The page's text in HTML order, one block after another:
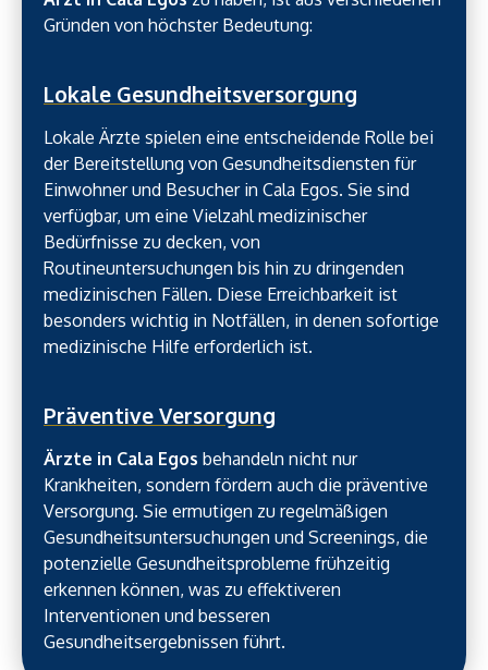
Gründen von höchster Bedeutung:
Lokale Gesundheitsversorgung
Lokale Ärzte spielen eine entscheidende Rolle bei
der Bereitstellung von Gesundheitsdiensten für
Einwohner und Besucher in Cala Egos. Sie sind
verfügbar, um eine Vielzahl medizinischer
Bedürfnisse zu decken, von
Routineuntersuchungen bis hin zu dringenden
medizinischen Fällen. Diese Erreichbarkeit ist
besonders wichtig in Notfällen, in denen sofortige
medizinische Hilfe erforderlich ist.
Präventive Versorgung
Ärzte in Cala Egos behandeln nicht nur
Krankheiten, sondern fördern auch die präventive
Versorgung. Sie ermutigen zu regelmäßigen
Gesundheitsuntersuchungen und Screenings, die
potenzielle Gesundheitsprobleme frühzeitig
erkennen können, was zu effektiveren
Interventionen und besseren
Gesundheitsergebnissen führt.